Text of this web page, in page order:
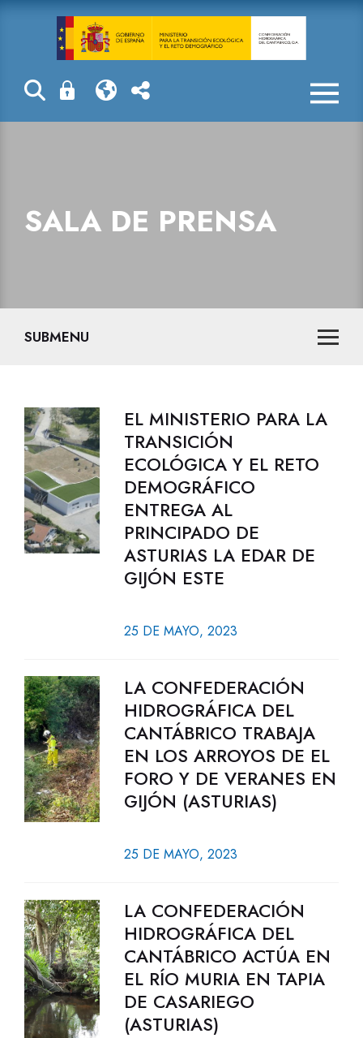
Sala de prensa
SALA DE PRENSA
SUBMENU
EL MINISTERIO PARA LA
TRANSICIÓN
ECOLÓGICA Y EL RETO
DEMOGRÁFICO
ENTREGA AL
PRINCIPADO DE
ASTURIAS LA EDAR DE
GIJÓN ESTE
25 DE MAYO, 2023
LA CONFEDERACIÓN
HIDROGRÁFICA DEL
CANTÁBRICO TRABAJA
EN LOS ARROYOS DE EL
FORO Y DE VERANES EN
GIJÓN (ASTURIAS)
25 DE MAYO, 2023
LA CONFEDERACIÓN
HIDROGRÁFICA DEL
CANTÁBRICO ACTÚA EN
EL RÍO MURIA EN TAPIA
DE CASARIEGO
(ASTURIAS)